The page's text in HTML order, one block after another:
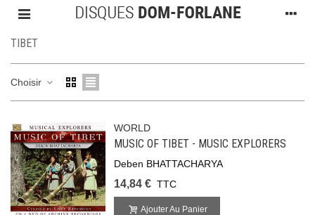
TIBET
Choisir
WORLD
MUSIC OF TIBET - MUSIC EXPLORERS
Deben BHATTACHARYA
14,84 € TTC
Ajouter Au Panier